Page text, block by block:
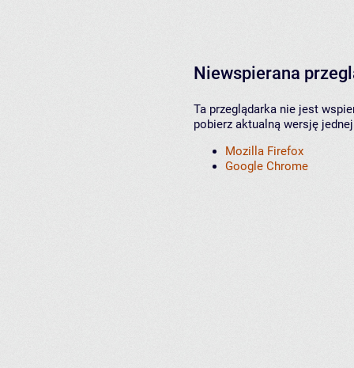
Niewspierana
Ta przeglądarka nie jest
pobierz aktualną wersję
Mozilla Firefox
Google Chrome